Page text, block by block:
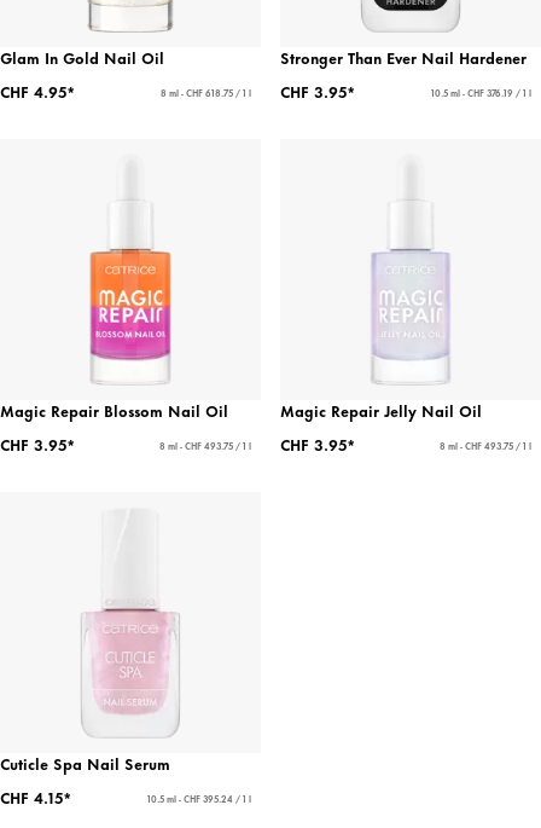
Glam In Gold Nail Oil
CHF 4.95*
8 ml - CHF 618.75 / 1 l
Stronger Than Ever Nail Hardener
CHF 3.95*
10.5 ml - CHF 376.19 / 1 l
Magic Repair Blossom Nail Oil
CHF 3.95*
8 ml - CHF 493.75 / 1 l
Magic Repair Jelly Nail Oil
CHF 3.95*
8 ml - CHF 493.75 / 1 l
Cuticle Spa Nail Serum
CHF 4.15*
10.5 ml - CHF 395.24 / 1 l